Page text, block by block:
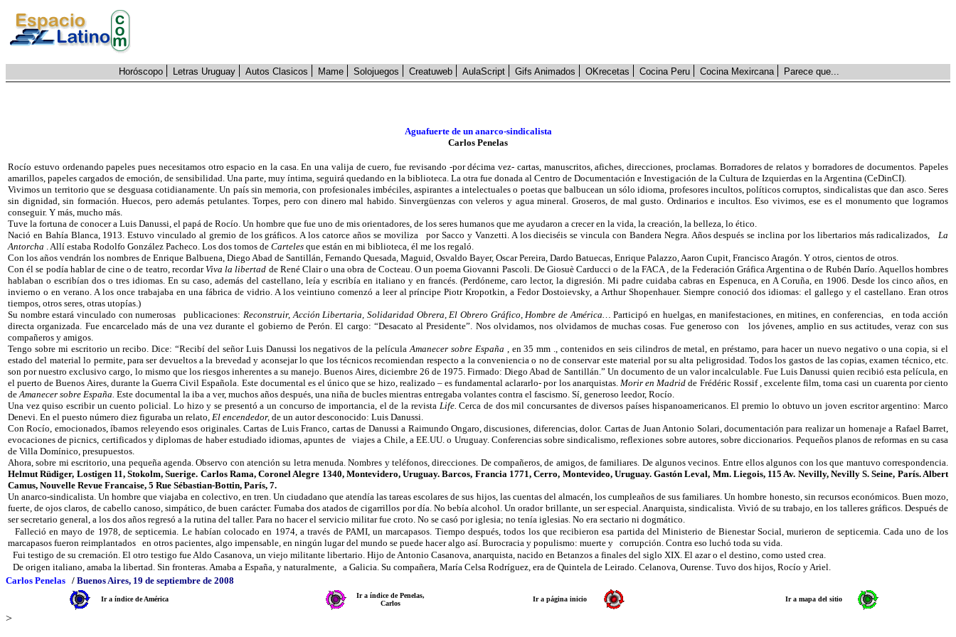
Horóscopo Letras Uruguay Autos Clasicos Mame Solojuegos Creatuweb AulaScript Gifs Animados OKrecetas Cocina Peru Cocina Mexircana Parece que...
Aguafuerte de un anarco-sindicalista
Carlos Penelas
Rocío estuvo ordenando papeles pues necesitamos otro espacio en la casa. En una valija de cuero, fue revisando -por décima vez- cartas, manuscritos, afiches, direcciones, proclamas. Borradores de relatos y borradores de documentos. Papeles
amarillos, papeles cargados de emoción, de sensibilidad. Una parte, muy íntima, seguirá quedando en la biblioteca. La otra fue donada al Centro de Documentación e Investigación de la Cultura de Izquierdas en la Argentina (CeDinCI).
Vivimos un territorio que se desguasa cotidianamente. Un país sin memoria, con profesionales imbéciles, aspirantes a intelectuales o poetas que balbucean un sólo idioma, profesores incultos, políticos corruptos, sindicalistas que dan asco. Seres
sin dignidad, sin formación. Huecos, pero además petulantes. Torpes, pero con dinero mal habido. Sinvergüenzas con veleros y agua mineral. Groseros, de mal gusto. Ordinarios e incultos. Eso vivimos, ese es el monumento que logramos
conseguir. Y más, mucho más.
Tuve la fortuna de conocer a Luis Danussi, el papá de Rocío. Un hombre que fue uno de mis orientadores, de los seres humanos que me ayudaron a crecer en la vida, la creación, la belleza, lo ético.
Nació en Bahía Blanca, 1913. Estuvo vinculado al gremio de los gráficos. A los catorce años se moviliza
por Sacco y Vanzetti. A los dieciséis se vincula con Bandera Negra. Años después se inclina por los libertarios más radicalizados,
La
Antorcha .Allí estaba Rodolfo González Pacheco. Los dos tomos de Carteles que están en mi biblioteca, él me los regaló.
Con los años vendrán los nombres de Enrique Balbuena, Diego Abad de Santillán, Fernando Quesada, Maguid, Osvaldo Bayer, Oscar Pereira, Dardo Batuecas, Enrique Palazzo, Aaron Cupit, Francisco Aragón. Y otros, cientos de otros.
Con él se podía hablar de cine o de teatro, recordarViva la libertad de René Clair o una obra de Cocteau. O un poema Giovanni Pascoli. De Giosuè Carducci o de la FACA, dela FederaciónGráficaArgentina o de Rubén Darío. Aquellos hombres
hablaban o escribían dos o tres idiomas. En su caso, además del castellano, leía y escribía en italiano y en francés. (Perdóneme, caro lector, la digresión. Mi padre cuidaba cabras en Espenuca, en A Coruña, en 1906. Desde los cinco años, en
invierno o en verano. A los once trabajaba en una fábrica de vidrio. A los veintiuno comenzó a leer al príncipe Piotr Kropotkin, a Fedor Dostoievsky, a Arthur Shopenhauer. Siempre conoció dos idiomas: el gallego y el castellano. Eran otros
tiempos, otros seres, otras utopías.)
Su nombre estará vinculado con numerosas
publicaciones:Reconstruir, Acción Libertaria, Solidaridad Obrera, El Obrero Gráfico, Hombre de América… Participó en huelgas, en manifestaciones, en mitines, en conferencias,
en toda acción
directa organizada. Fue encarcelado más de una vez durante el gobierno de Perón. El cargo: “Desacato al Presidente”. Nos olvidamos, nos olvidamos de muchas cosas. Fue generoso con
los jóvenes, amplio en sus actitudes, veraz con sus
compañeros y amigos.
Tengo sobre mi escritorio un recibo. Dice: “Recibí del señor Luis Danussi los negativos de la películaAmanecer sobre España , en35 mm ., contenidos en seis cilindros de metal, en préstamo, para hacer un nuevo negativo o una copia, si el
estado del material lo permite, para ser devueltos a la brevedad y aconsejar lo que los técnicos recomiendan respecto a la conveniencia o no de conservar este material por su alta peligrosidad. Todos los gastos de las copias, examen técnico, etc.
son por nuestro exclusivo cargo, lo mismo que los riesgos inherentes a su manejo. Buenos Aires, diciembre 26 de 1975. Firmado: Diego Abad de Santillán.” Un documento de un valor incalculable. Fue Luis Danussi quien recibió esta película, en
el puerto de Buenos Aires, durante la Guerra Civil Española. Este documental es el único que se hizo, realizado – es fundamental aclararlo- por los anarquistas. Morir en Madrid de Frédéric Rossif , excelente film, toma casi un cuarenta por ciento
deAmanecer sobre España. Este documental la iba a ver, muchos años después, una niña de bucles mientras entregaba volantes contra el fascismo. Sí, generoso leedor, Rocío.
Una vez quiso escribir un cuento policial. Lo hizo y se presentó a un concurso de importancia, el de la revista Life. Cerca de dos mil concursantes de diversos países hispanoamericanos. El premio lo obtuvo un joven escritor argentino: Marco
Denevi. En el puesto número diez figuraba un relato, El encendedor, de un autor desconocido: Luis Danussi.
Con Rocío, emocionados, íbamos releyendo esos originales. Cartas de Luis Franco, cartas de Danussi a Raimundo Ongaro, discusiones, diferencias, dolor. Cartas de Juan Antonio Solari, documentación para realizar un homenaje a Rafael Barret,
evocaciones de picnics, certificados y diplomas de haber estudiado idiomas, apuntes de viajes a Chile, a EE.UU. o Uruguay. Conferencias sobre sindicalismo, reflexiones sobre autores, sobre diccionarios. Pequeños planos de reformas en su casa
de Villa Domínico, presupuestos.
Ahora, sobre mi escritorio, una pequeña agenda. Observo con atención su letra menuda. Nombres y teléfonos, direcciones. De compañeros, de amigos, de familiares. De algunos vecinos. Entre ellos algunos con los que mantuvo correspondencia.
Helmut Rüdiger, Lostigen 11, Stokolm, Suerige. Carlos Rama, Coronel Alegre 1340, Montevidero, Uruguay. Barcos, Francia 1771, Cerro, Montevideo, Uruguay. Gastón Leval, Mm. Liegois, 115 Av. Nevilly, Nevilly S. Seine, París. Albert
Camus, Nouvelle Revue Francaise, 5 Rue Sébastian-Bottin, París, 7.
Un anarco-sindicalista. Un hombre que viajaba en colectivo, en tren. Un ciudadano que atendía las tareas escolares de sus hijos, las cuentas del almacén, los cumpleaños de sus familiares. Un hombre honesto, sin recursos económicos. Buen mozo,
fuerte, de ojos claros, de cabello canoso, simpático, de buen carácter. Fumaba dos atados de cigarrillos por día. No bebía alcohol. Un orador brillante, un ser especial. Anarquista, sindicalista. Vivió de su trabajo, en los talleres gráficos. Después de
ser secretario general, a los dos años regresó a la rutina del taller. Para no hacer el servicio militar fue croto. No se casó por iglesia; no tenía iglesias. No era sectario ni dogmático.
Falleció en mayo de 1978, de septicemia. Le habían colocado en 1974, a través de PAMI, un marcapasos. Tiempo después, todos los que recibieron esa partida del Ministerio de Bienestar Social, murieron de septicemia. Cada uno de los
marcapasos fueron reimplantados en otros pacientes, algo impensable, en ningún lugar del mundo se puede hacer algo así. Burocracia y populismo: muerte y corrupción. Contra eso luchó toda su vida.
Fui testigo de su cremación. El otro testigo fue Aldo Casanova, un viejo militante libertario. Hijo de Antonio Casanova, anarquista, nacido en Betanzos a finales del siglo XIX. El azar o el destino, como usted crea.
De origen italiano, amaba la libertad. Sin fronteras. Amaba a España, y naturalmente, a Galicia. Su compañera, María Celsa Rodríguez, era de Quintela de Leirado. Celanova, Ourense. Tuvo dos hijos, Rocío y Ariel.
Carlos Penelas / Buenos Aires, 19 de septiembre de 2008
Ir a índice de América
Ir a índice de Penelas,
Carlos
Ir a página inicio Ir a mapa del sitio
>